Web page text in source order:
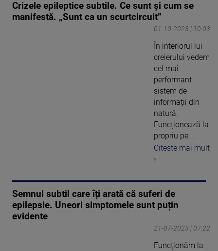
Crizele epileptice subtile. Ce sunt și cum se
manifestă. „Sunt ca un scurtcircuit”
01-10-2023 | 10:03
În interiorul lui
creierului vedem
cel mai
performant
sistem de
informații din
natură.
Funcționează la
propriu pe ...
Citeste mai mult
›
Semnul subtil care îți arată că suferi de
epilepsie. Uneori simptomele sunt puțin
evidente
21-07-2023 | 07:22
Funcționăm la